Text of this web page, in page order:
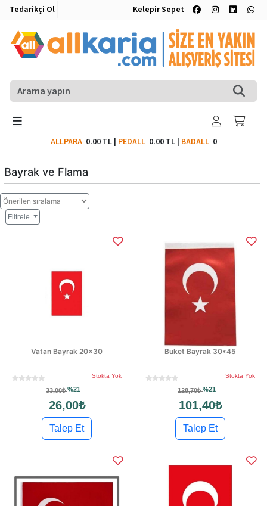
Tedarikçi Ol Kelepir Sepet
ALLPARA 0.00 TL| PEDALL 0.00 TL| BADALL0
Bayrak ve Flama
Filtrele
Vatan Bayrak 20x30
Stokta Yok
33,00₺%21
26,00₺
Talep Et
Buket Bayrak 30*45
Stokta Yok
128,70₺%21
101,40₺
Talep Et